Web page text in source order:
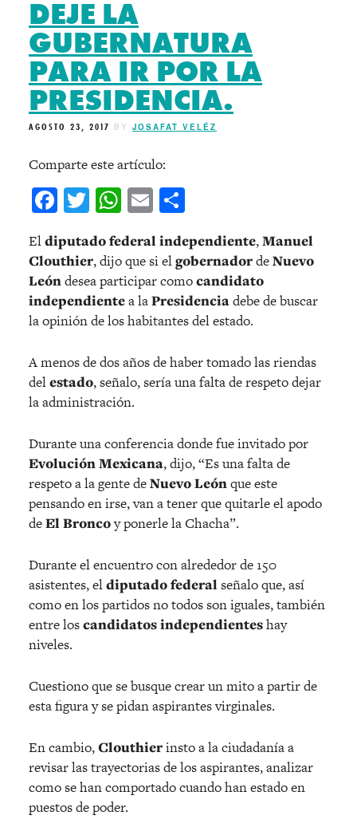
DEJE LA
GUBERNATURA
PARA IR POR LA
PRESIDENCIA.
AGOSTO 23, 2017 BY JOSAFAT VELÉZ
Comparte este artículo:
Facebook
Twitter
WhatsApp
Email
Eldiputado federal independiente,Manuel
Clouthier, dijo que si elgobernadordeNuevo
Leóndesea participar comocandidato
independientea laPresidenciadebe de buscar
la opinión de los habitantes del estado.
A menos de dos años de haber tomado las riendas
delestado, señalo, sería una falta de respeto dejar
la administración.
Durante una conferencia donde fue invitado por
Evolución Mexicana, dijo, “Es una falta de
respeto a la gente deNuevo Leónque este
pensando en irse, van a tener que quitarle el apodo
deEl Broncoy ponerle la Chacha”.
Durante el encuentro con alrededor de 150
asistentes, eldiputado federal señalo que, así
como en los partidos no todos son iguales, también
entre loscandidatos independienteshay
niveles.
Cuestiono que se busque crear un mito a partir de
esta figura y se pidan aspirantes virginales.
En cambio,Clouthierinsto a la ciudadanía a
revisar las trayectorias de los aspirantes, analizar
como se han comportado cuando han estado en
puestos de poder.